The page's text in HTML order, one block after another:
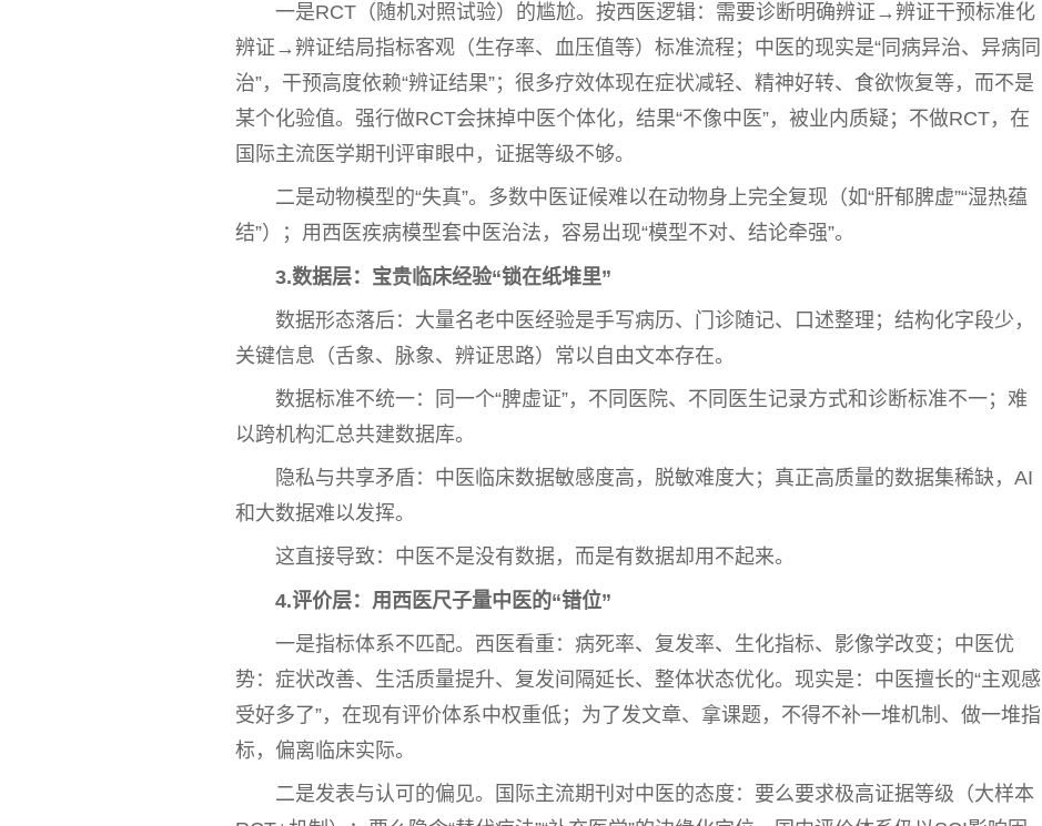
一是RCT（随机对照试验）的尴尬。按西医逻辑：需要诊断明确辨证→辨证干预标准化
辨证→辨证结局指标客观（生存率、血压值等）标准流程； 中医的现实是“同病异治、异病同
治”，干预高度依赖“辨证结果”；很多疗效体现在症状减轻、 精神好转、食欲恢复等，而不是
某个化验值。强行做RCT会抹掉中医个体化，结果“不像中医”，被业内质疑；不做RCT，在
国际主流医学期刊评审眼中，证据等级不够。
二是动物模型的“失真”。多数中医证候难以在动物身上完全复现（如“肝郁脾虚”“湿热蕴
结”）；用西医疾病模型套中医治法，容易出现“模型不对、结论牵强”。
3.数据层：宝贵临床经验“锁在纸堆里”
数据形态落后：大量名老中医经验是手写病历、门诊随记、口述整理；结构化字段少，
关键信息（舌象、脉象、辨证思路）常以自由文本存在。
数据标准不统一：同一个“脾虚证”，不同医院、不同医生记录方式和诊断标准不一；难
以跨机构汇总共建数据库。
隐私与共享矛盾： 中医临床数据敏感度高，脱敏难度大；真正高质量的数据集稀缺，AI
和大数据难以发挥。
这直接导致： 中医不是没有数据，而是有数据却用不起来。
4.评价层：用西医尺子量中医的“错位”
一是指标体系不匹配。西医看重：病死率、复发率、生化指标、影像学改变； 中医优
势：症状改善、生活质量提升、复发间隔延长、整体状态优化。现实是： 中医擅长的“主观感
受好多了”，在现有评价体系中权重低；为了发文章、拿课题，不得不补一堆机制、做一堆指
标，偏离临床实际。
二是发表与认可的偏见。国际主流期刊对中医的态度：要么要求极高证据等级（大样本